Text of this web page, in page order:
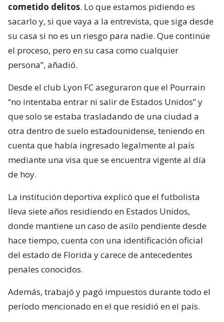
cometido delitos. Lo que estamos pidiendo es
sacarlo y, si que vaya a la entrevista, que siga desde
su casa si no es un riesgo para nadie. Que continúe
el proceso, pero en su casa como cualquier
persona”, añadió.
Desde el club Lyon FC aseguraron que el Pourrain
“no intentaba entrar ni salir de Estados Unidos” y
que solo se estaba trasladando de una ciudad a
otra dentro de suelo estadounidense, teniendo en
cuenta que había ingresado legalmente al país
mediante una visa que se encuentra vigente al día
de hoy.
La institución deportiva explicó que el futbolista
lleva siete años residiendo en Estados Unidos,
donde mantiene un caso de asilo pendiente desde
hace tiempo, cuenta con una identificación oficial
del estado de Florida y carece de antecedentes
penales conocidos.
Además, trabajó y pagó impuestos durante todo el
período mencionado en el que residió en el país.